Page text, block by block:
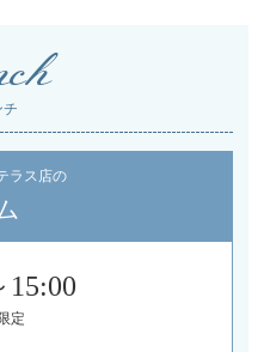
チ
ラス店の
15:00
定